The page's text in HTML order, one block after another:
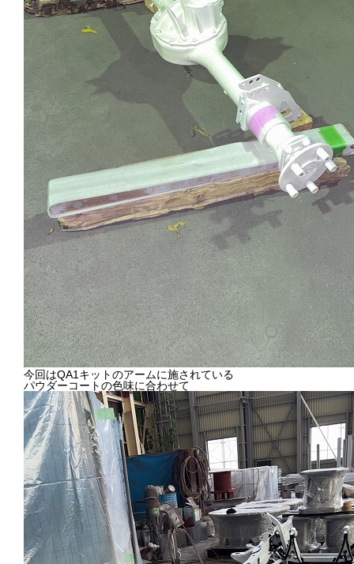
今回はQA1キットのアームに施されている
パウダーコートの色味に合わせて